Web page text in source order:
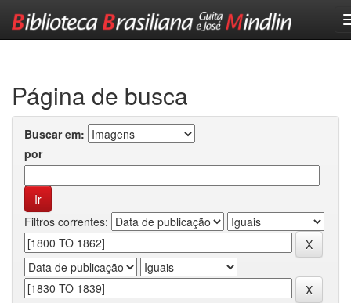
Página de busca
Buscar em:
por
Filtros correntes: